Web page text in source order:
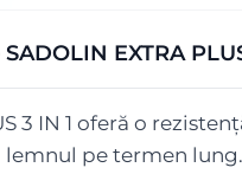
EXTRA
3 IN 1 oferă o
pe termen lung.